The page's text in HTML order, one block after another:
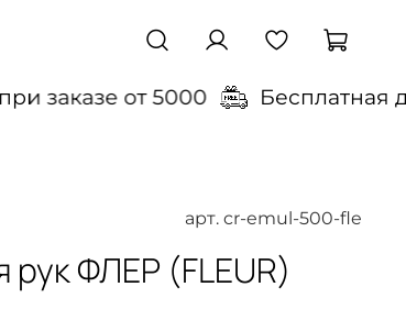
заказе от 5000 Бесплатная
арт. cr-emul-500-fle
ФЛЕР (FLEUR)